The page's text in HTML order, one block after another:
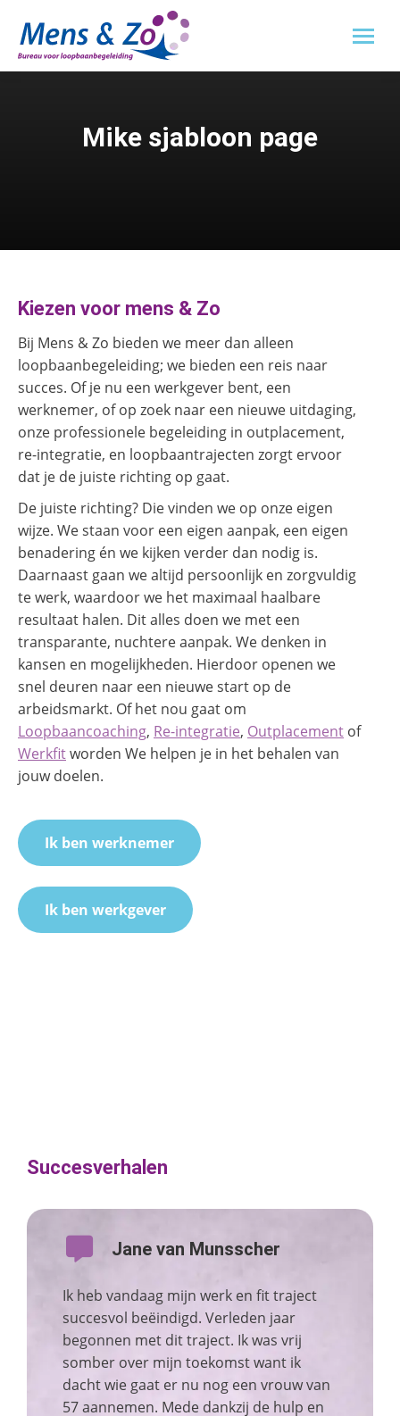
Mike sjabloon page
Kiezen voor mens & Zo
Bij Mens & Zo bieden we meer dan alleen
loopbaanbegeleiding; we bieden een reis naar
succes. Of je nu een werkgever bent, een
werknemer, of op zoek naar een nieuwe uitdaging,
onze professionele begeleiding in outplacement,
re-integratie, en loopbaantrajecten zorgt ervoor
dat je de juiste richting op gaat.
De juiste richting? Die vinden we op onze eigen
wijze. We staan voor een eigen aanpak, een eigen
benadering én we kijken verder dan nodig is.
Daarnaast gaan we altijd persoonlijk en zorgvuldig
te werk, waardoor we het maximaal haalbare
resultaat halen. Dit alles doen we met een
transparante, nuchtere aanpak. We denken in
kansen en mogelijkheden. Hierdoor openen we
snel deuren naar een nieuwe start op de
arbeidsmarkt. Of het nou gaat om
Loopbaancoaching, Re-integratie, Outplacement of
Werkfitworden We helpen je in het behalen van
jouw doelen.
Ik ben werknemer
Ik ben werkgever
Succesverhalen
Jane van Munsscher
Ik heb vandaag mijn werk en fit traject
succesvol beëindigd. Verleden jaar
begonnen met dit traject. Ik was vrij
somber over mijn toekomst want ik
dacht wie gaat er nu nog een vrouw van
57 aannemen. Mede dankzij de hulp en